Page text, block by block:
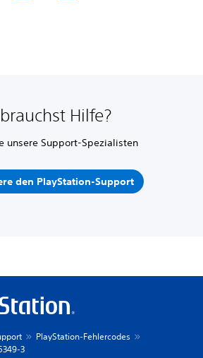
Hilfe?
unsere Support-Spezialisten
den PlayStation-Support
PlayStation-Fehlercodes
3